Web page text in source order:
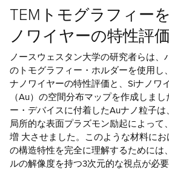
TEMトモグラフィー
ノワイヤーの特性評価
ノースウェスタン大学の研究者らは、
のトモグラフィー・ホルダーを使用し
ナノワイヤーの特性評価と、Siナノワ
（Au）の空間分布マップを作成しま
ー・デバイスに付着したAuナノ粒子
局所的な表面プラズモン励起によって
増 大させました。このような材料に
の構造特性を完全に理解するためには
ルの解像度を持つ3次元的な視点が必要